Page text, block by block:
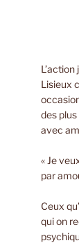
Lisieux
des
avec
« Je
par
Ceux
qui on